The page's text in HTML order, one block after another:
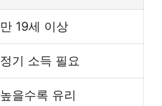
만 19세 이상
정기 소득 필요
높을수록 유리